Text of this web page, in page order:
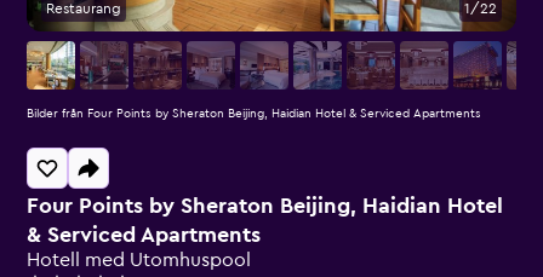
Four Points by Sheraton Beijing, Haidian Hotel
& Serviced Apartments
Hotell med Utomhuspool
Restaurang 1/22
Bilder från Four Points by Sheraton Beijing, Haidian Hotel & Serviced Apartments